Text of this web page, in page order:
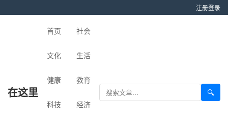
注册登录
在这里
首页 社会
文化 生活
健康 教育
科技 经济
🔍